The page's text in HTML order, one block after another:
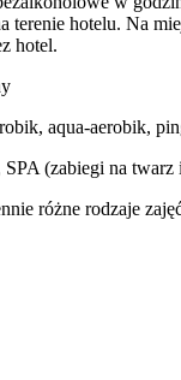
terenie hotelu. Na
hotel.
aqua-aerobik,
(zabiegi na twarz
różne rodzaje